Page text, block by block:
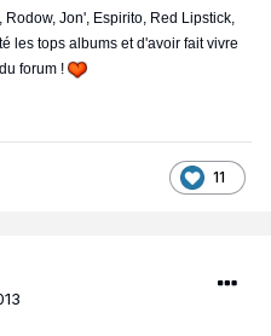
Jon', Espirito, Red Lipstick,
les tops albums et d'avoir fait vivre
forum !
11